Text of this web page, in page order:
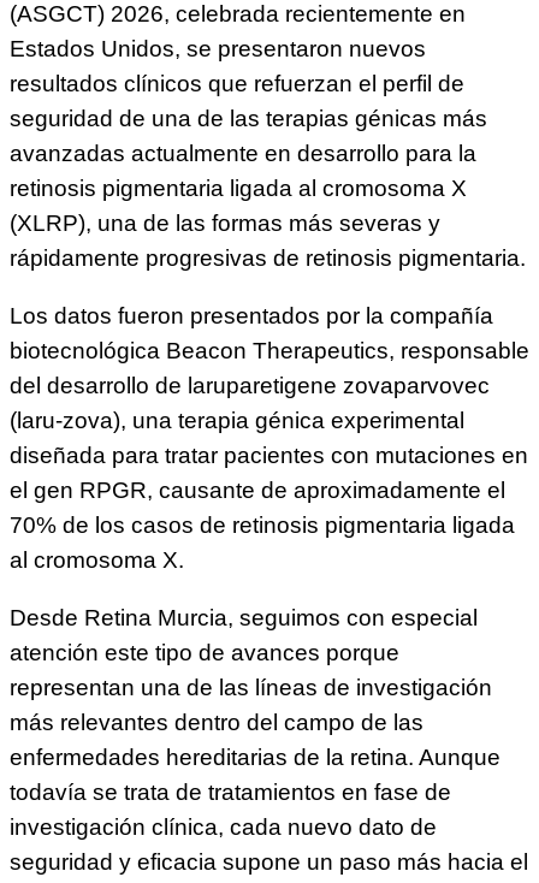
(ASGCT) 2026, celebrada recientemente en
Estados Unidos, se presentaron nuevos
resultados clínicos que refuerzan el perfil de
seguridad de una de las terapias génicas más
avanzadas actualmente en desarrollo para la
retinosis pigmentaria ligada al cromosoma X
(XLRP), una de las formas más severas y
rápidamente progresivas de retinosis pigmentaria.
Los datos fueron presentados por la compañía
biotecnológica Beacon Therapeutics, responsable
del desarrollo de laruparetigene zovaparvovec
(laru-zova), una terapia génica experimental
diseñada para tratar pacientes con mutaciones en
el gen RPGR, causante de aproximadamente el
70% de los casos de retinosis pigmentaria ligada
al cromosoma X.
Desde Retina Murcia, seguimos con especial
atención este tipo de avances porque
representan una de las líneas de investigación
más relevantes dentro del campo de las
enfermedades hereditarias de la retina. Aunque
todavía se trata de tratamientos en fase de
investigación clínica, cada nuevo dato de
seguridad y eficacia supone un paso más hacia el